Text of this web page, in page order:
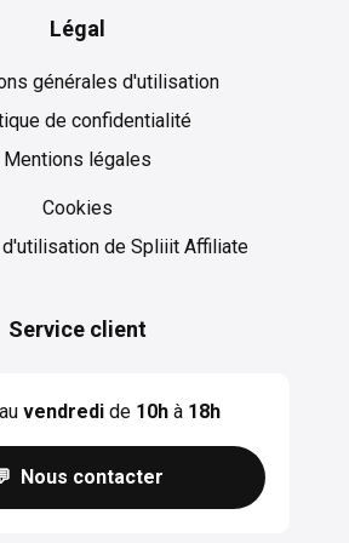
Légal
générales d'utilisation
de confidentialité
Mentions légales
Cookies
Cookies
de Spliiit Affiliate
Service client
vendredide 10hà 18h
Nous contacter